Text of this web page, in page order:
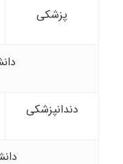
پزشکی
دندانپزشکی